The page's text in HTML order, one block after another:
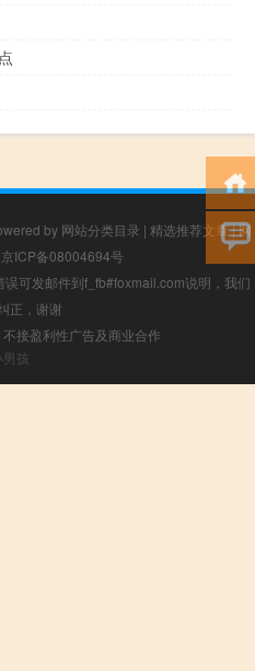
by 网站分类目录 | 精选推荐文章|网
京ICP备08004694号
可发邮件到f_fb#foxmail.com说明，我们
正，谢谢
接盈利性广告及商业合作
男孩